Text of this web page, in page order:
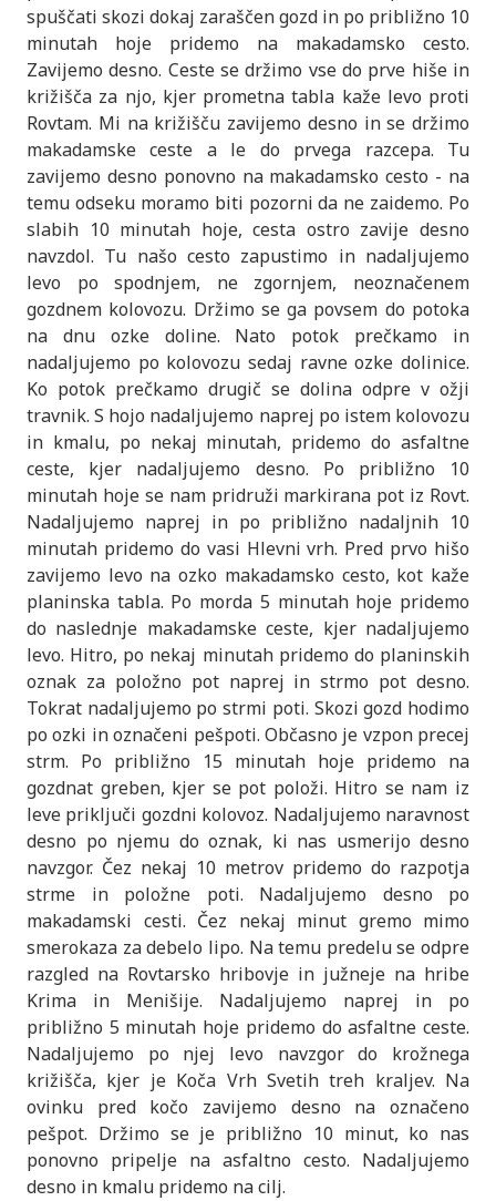
spuščati skozi dokaj zaraščen gozd in po približno 10
minutah hoje pridemo na makadamsko cesto.
Zavijemo desno. Ceste se držimo vse do prve hiše in
križišča za njo, kjer prometna tabla kaže levo proti
Rovtam. Mi na križišču zavijemo desno in se držimo
makadamske ceste a le do prvega razcepa. Tu
zavijemo desno ponovno na makadamsko cesto - na
temu odseku moramo biti pozorni da ne zaidemo. Po
slabih 10 minutah hoje, cesta ostro zavije desno
navzdol. Tu našo cesto zapustimo in nadaljujemo
levo po spodnjem, ne zgornjem, neoznačenem
gozdnem kolovozu. Držimo se ga povsem do potoka
na dnu ozke doline. Nato potok prečkamo in
nadaljujemo po kolovozu sedaj ravne ozke dolinice.
Ko potok prečkamo drugič se dolina odpre v ožji
travnik. S hojo nadaljujemo naprej po istem kolovozu
in kmalu, po nekaj minutah, pridemo do asfaltne
ceste, kjer nadaljujemo desno. Po približno 10
minutah hoje se nam pridruži markirana pot iz Rovt.
Nadaljujemo naprej in po približno nadaljnih 10
minutah pridemo do vasi Hlevni vrh. Pred prvo hišo
zavijemo levo na ozko makadamsko cesto, kot kaže
planinska tabla. Po morda 5 minutah hoje pridemo
do naslednje makadamske ceste, kjer nadaljujemo
levo. Hitro, po nekaj minutah pridemo do planinskih
oznak za položno pot naprej in strmo pot desno.
Tokrat nadaljujemo po strmi poti. Skozi gozd hodimo
po ozki in označeni pešpoti. Občasno je vzpon precej
strm. Po približno 15 minutah hoje pridemo na
gozdnat greben, kjer se pot položi. Hitro se nam iz
leve priključi gozdni kolovoz. Nadaljujemo naravnost
desno po njemu do oznak, ki nas usmerijo desno
navzgor. Čez nekaj 10 metrov pridemo do razpotja
strme in položne poti. Nadaljujemo desno po
makadamski cesti. Čez nekaj minut gremo mimo
smerokaza za debelo lipo. Na temu predelu se odpre
razgled na Rovtarsko hribovje in južneje na hribe
Krima in Menišije. Nadaljujemo naprej in po
približno 5 minutah hoje pridemo do asfaltne ceste.
Nadaljujemo po njej levo navzgor do krožnega
križišča, kjer je Koča Vrh Svetih treh kraljev. Na
ovinku pred kočo zavijemo desno na označeno
pešpot. Držimo se je približno 10 minut, ko nas
ponovno pripelje na asfaltno cesto. Nadaljujemo
desno in kmalu pridemo na cilj.